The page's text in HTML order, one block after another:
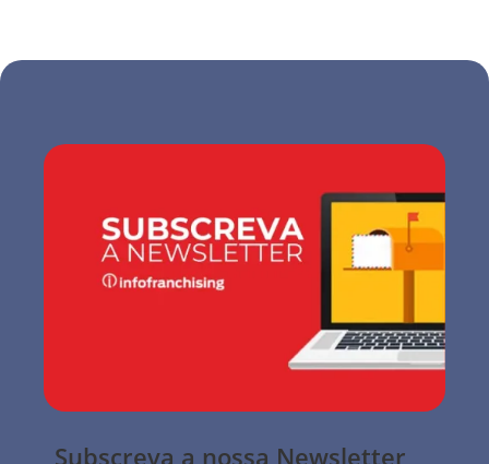
Subscreva a nossa Newsletter